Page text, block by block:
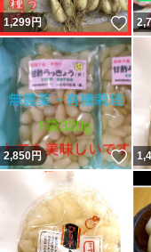
1,299円 い
2,850円 い